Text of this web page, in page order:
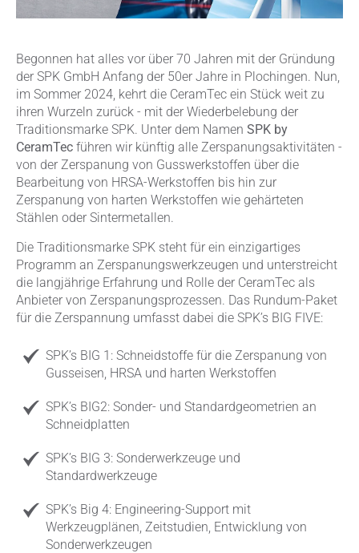
Begonnen hat alles vor über 70 Jahren mit der Gründung
der SPK GmbH Anfang der 50er Jahre in Plochingen. Nun,
im Sommer 2024, kehrt die CeramTec ein Stück weit zu
ihren Wurzeln zurück - mit der Wiederbelebung der
Traditionsmarke SPK. Unter dem Namen SPK by
CeramTec führen wir künftig alle Zerspanungsaktivitäten -
von der Zerspanung von Gusswerkstoffen über die
Bearbeitung von HRSA-Werkstoffen bis hin zur
Zerspanung von harten Werkstoffen wie gehärteten
Stählen oder Sintermetallen.
Die Traditionsmarke SPK steht für ein einzigartiges
Programm an Zerspanungswerkzeugen und unterstreicht
die langjährige Erfahrung und Rolle der CeramTec als
Anbieter von Zerspanungsprozessen. Das Rundum-Paket
für die Zerspannung umfasst dabei die SPK’s BIG FIVE:
SPK’s BIG 1: Schneidstoffe für die Zerspanung von
Gusseisen, HRSA und harten Werkstoffen
SPK’s BIG2: Sonder- und Standardgeometrien an
Schneidplatten
SPK’s BIG 3: Sonderwerkzeuge und
Standardwerkzeuge
SPK’s Big 4: Engineering-Support mit
Werkzeugplänen, Zeitstudien, Entwicklung von
Sonderwerkzeugen